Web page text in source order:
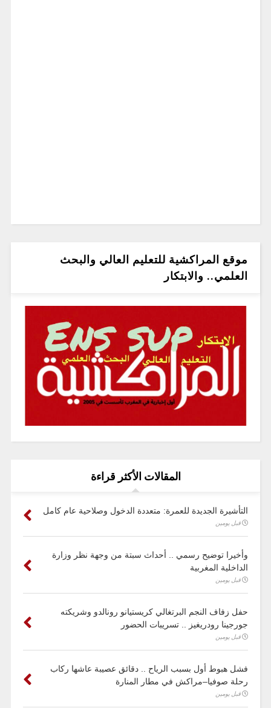
موقع المراكشية للتعليم العالي والبحث
العلمي.. والابتكار
المقالات الأكثر قراءة
التأشيرة الجديدة للعمرة: متعددة الدخول وصلاحية عام كامل
قبل يومين
وأخيرا توضيح رسمي .. أحداث سبتة من وجهة نظر وزارة
الداخلية المغربية
قبل يومين
حفل زفاف النجم البرتغالي كريستيانو رونالدو وشريكته
جورجينا رودريغيز .. تسريبات الحضور
قبل يومين
فشل هبوط أول بسبب الرياح .. دقائق عصيبة عاشها ركاب
رحلة صوفيا–مراكش في مطار المنارة
قبل يومين